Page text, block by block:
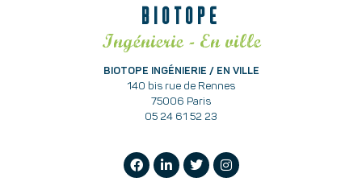
BIOTOPE
Ingénierie - En ville
BIOTOPE INGÉNIERIE / EN VILLE
140 bis rue de Rennes
75006 Paris
05 24 61 52 23